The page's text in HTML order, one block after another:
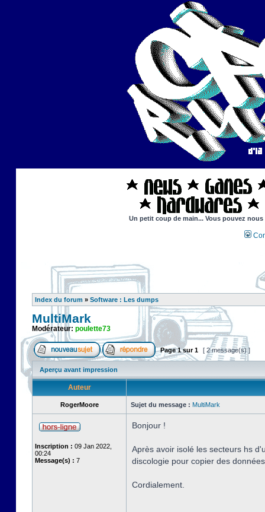
Un petit coup de main... Vous pouvez
Index du forum » Software : Les dumps
MultiMark
Modérateur: poulette73
Page1sur1 [ 2 message(s) ]
Aperçu avant impression
Auteur
RogerMoore Sujet du message : MultiMark
Inscription : 09 Jan 2022,
00:24
Message(s) : 7
Bonjour !
Après avoir isolé les secteurs hs
discologie pour copier des
Cordialement.